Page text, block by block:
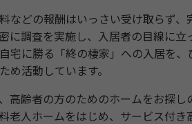
などの報酬はいっさい受け取らず、
に調査を実施し、入居者の目線に立
宅に勝る「終の棲家」への入居を、
め活動しています。
高齢者の方のためのホームをお探し
老人ホームをはじめ、サービス付